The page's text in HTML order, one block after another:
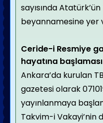
sayısında
beyannamesine yer
Ceride-i Resmiye
hayatına
Ankara’da kurulan
gazetesi olarak
yayınlanmaya
Takvim-i Vakayi’nin